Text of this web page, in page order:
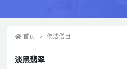
首页 佛法僧目
淡黑翡翠